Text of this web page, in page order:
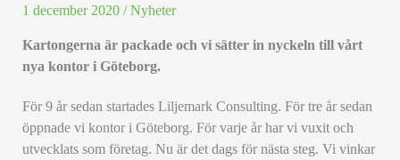
1 december 2020/Nyheter
Kartongerna är packade och vi sätter in nyckeln till vårt
nya kontor i Göteborg.
För 9 år sedan startades Liljemark Consulting. För tre år sedan
öppnade vi kontor i Göteborg. För varje år har vi vuxit och
utvecklats som företag. Nu är det dags för nästa steg. Vi vinkar